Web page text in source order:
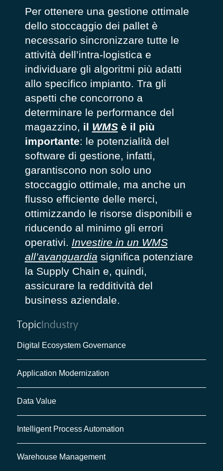
Per ottenere una gestione ottimale
dello stoccaggio dei pallet è
necessario sincronizzare tutte le
attività dell’intra-logistica e
individuare gli algoritmi più adatti
allo specifico impianto. Tra gli
aspetti che concorrono a
determinare le performance del
magazzino, il WMSè il più
importante: le potenzialità del
software di gestione, infatti,
garantiscono non solo uno
stoccaggio ottimale, ma anche un
flusso efficiente delle merci,
ottimizzando le risorse disponibili e
riducendo al minimo gli errori
operativi. Investire in un WMS
all’avanguardia significa potenziare
la Supply Chain e, quindi,
assicurare la redditività del
business aziendale.
TopicIndustry
Digital Ecosystem Governance
Application Modernization
Data Value
Intelligent Process Automation
Warehouse Management